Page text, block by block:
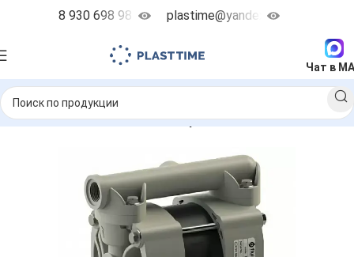
8 930 698 98 38 plastime@yandex.ru
Чат в
Пневматические мембранные насосы FLUIMAC